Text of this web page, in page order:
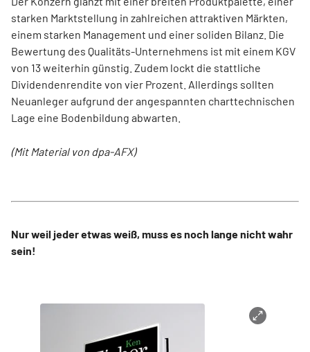
starken Marktstellung in zahlreichen attraktiven Märkten,
einem starken Management und einer soliden Bilanz. Die
Bewertung des Qualitäts-Unternehmens ist mit einem KGV
von 13 weiterhin günstig. Zudem lockt die stattliche
Dividendenrendite von vier Prozent. Allerdings sollten
Neuanleger aufgrund der angespannten charttechnischen
Lage eine Bodenbildung abwarten.
(Mit Material von dpa-AFX)
Nur weil jeder etwas weiß, muss es noch lange nicht wahr
sein!